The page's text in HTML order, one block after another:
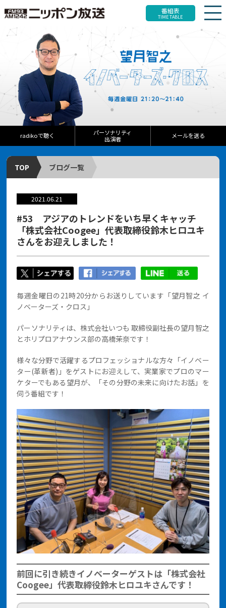
番組表
TIME TABLE
radikoで聴く
パーソナリティ
出演者
メールを送る
TOP ブログ一覧
2021.06.21
#53 アジアのトレンドをいち早くキャッチ
「株式会社Coogee」代表取締役鈴木ヒロユキ
さんをお迎えしました！
毎週金曜日の21時20分からお送りしています「望月智之 イ
ノベーターズ・クロス」
パーソナリティは、株式会社いつも 取締役副社長の望月智之
とホリプロアナウンス部の高橋茉奈です！
様々な分野で活躍するプロフェッショナルな方々「イノベー
ター(革新者)」をゲストにお迎えして、実業家でプロのマー
ケターでもある望月が、「その分野の未来に向けたお話」を
伺う番組です！
前回に引き続きイノベーターゲストは「株式会社
Coogee」代表取締役鈴木ヒロユキさんです！